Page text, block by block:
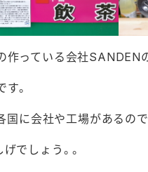
作っている会社SANDEN
。
国に会社や工場があるの
でしょう。。